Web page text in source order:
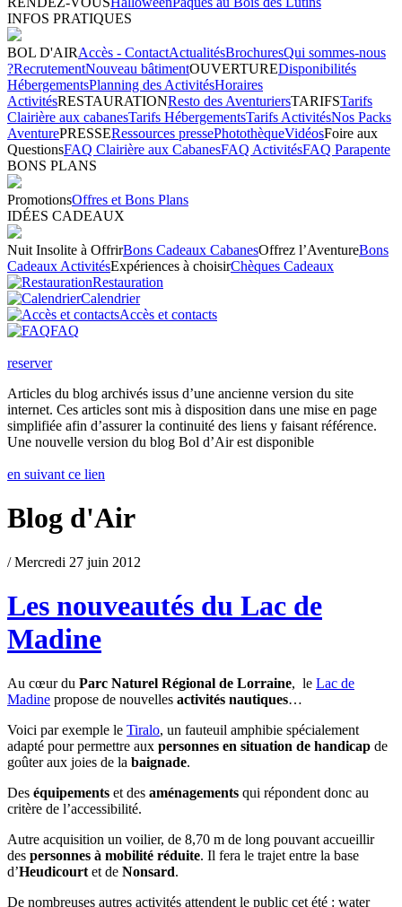
INFOS PRATIQUES
BOL D'AIRAccès - ContactActualitésBrochuresQui sommes-nous
?RecrutementNouveau bâtimentOUVERTUREDisponibilités
HébergementsPlanning des ActivitésHoraires
ActivitésRESTAURATIONResto des AventuriersTARIFSTarifs
Clairière aux cabanesTarifs HébergementsTarifs ActivitésNos Packs
AventurePRESSERessources pressePhotothèqueVidéosFoire aux
QuestionsFAQ Clairière aux CabanesFAQ ActivitésFAQ Parapente
BONS PLANS
PromotionsOffres et Bons Plans
IDÉES CADEAUX
Nuit Insolite à OffrirBons Cadeaux CabanesOffrez l’AventureBons
Cadeaux ActivitésExpériences à choisirChèques Cadeaux
Restauration
Calendrier
Accès et contacts
FAQ
reserver
Articles du blog archivés issus d’une ancienne version du site
internet. Ces articles sont mis à disposition dans une mise en page
simplifiée afin d’assurer la continuité des liens y faisant référence.
Une nouvelle version du blog Bol d’Air est disponible
en suivant ce lien
Blog d'Air
/ Mercredi 27 juin 2012
Les nouveautés du Lac de
Madine
Au cœur du Parc Naturel Régional de Lorraine, le Lac de
Madine propose de nouvelles activités nautiques…
Voici par exemple le Tiralo, un fauteuil amphibie spécialement
adapté pour permettre aux personnes en situation de handicap de
goûter aux joies de la baignade.
Des équipements et des aménagements qui répondent donc au
critère de l’accessibilité.
Autre acquisition un voilier, de 8,70 m de long pouvant accueillir
des personnes à mobilité réduite. Il fera le trajet entre la base
d’Heudicourt et de Nonsard.
De nombreuses autres activités attendent le public cet été : water